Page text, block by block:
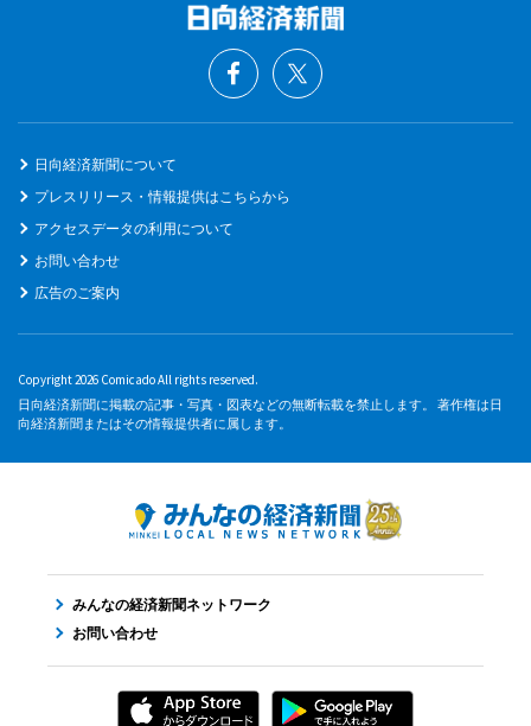
日向経済新聞について
プレスリリース・情報提供はこちらから
アクセスデータの利用について
お問い合わせ
広告のご案内
Copyright 2026 Comicado All rights reserved.
日向経済新聞に掲載の記事・写真・図表などの無断転載を禁止します。 著作権は日
向経済新聞またはその情報提供者に属します。
みんなの経済新聞ネットワーク
お問い合わせ